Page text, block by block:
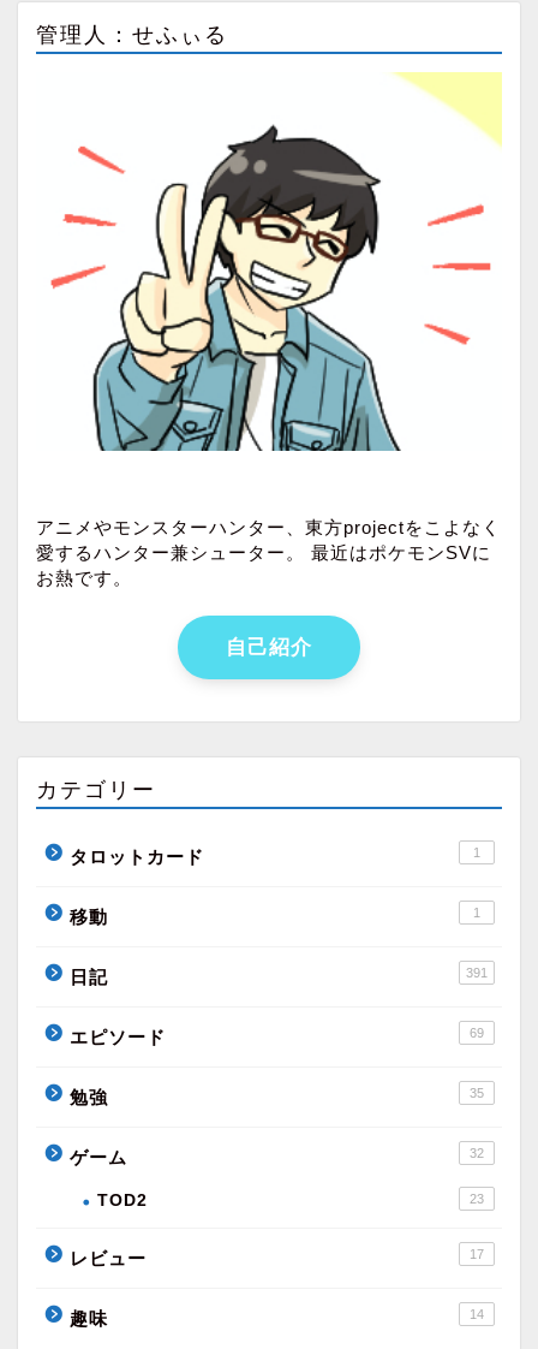
管理人：せふぃる
アニメやモンスターハンター、東方projectをこよなく
愛するハンター兼シューター。 最近はポケモンSVに
お熱です。
自己紹介
カテゴリー
タロットカード 1
移動 1
日記 391
エピソード 69
勉強 35
ゲーム 32
TOD2 23
レビュー 17
趣味 14